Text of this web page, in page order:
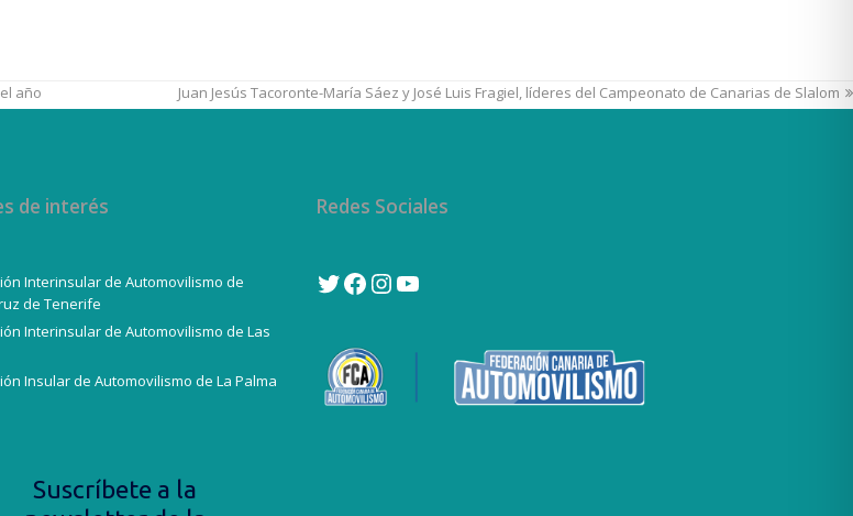
año Juan Jesús Tacoronte-María Sáez y José Luis Fragiel, líderes del Campeonato de Canarias de Slalom
de interés
Interinsular de Automovilismo de
de Tenerife
Interinsular de Automovilismo de Las
Insular de Automovilismo de La Palma
Redes Sociales
Twitter
Facebook
Instagram
YouTube